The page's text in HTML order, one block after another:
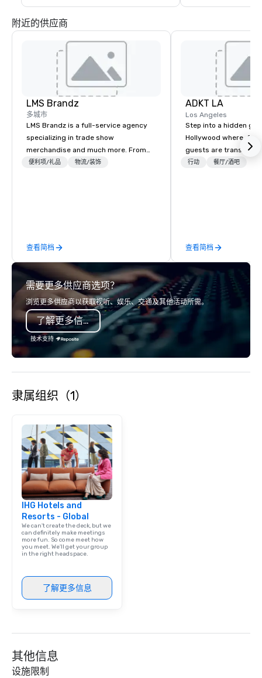
附近的供应商
LMS Brandz
多城市
LMS Brandz is a full-service agency
specializing in trade show
merchandise and much more. From
booth giveaways and branded apparel
years of industry experience and
commitment to exceptional customer
service set us apart. We deliver
smart, reliable solutions designed to
make the end-user experience
seamless from start to finish. We are
also a certified WOSB.
便利项/礼品 物流/装饰
查看简档
ADKT LA
Los Angeles
Step into a hidden
Hollywood where, for
guests are
dinner and a show
行动 餐厅/酒吧
查看简档
需要更多供应商选项？
浏览更多供应商以获取视听、娱乐、交通及其他活动所需。
了解更多信息
技术支持
隶属组织（1）
IHG Hotels and
Resorts - Global
We can't create the deck, but we
can definitely make meetings
more fun. So come meet how
you meet. We'll get your group
in the right headspace.
了解更多信息
其他信息
设施限制